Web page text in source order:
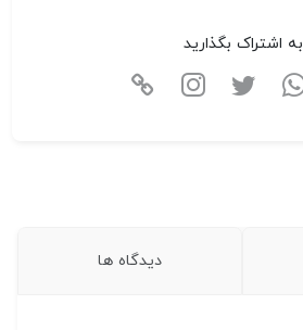
به اشتراک بگذارید
دیدگاه ها